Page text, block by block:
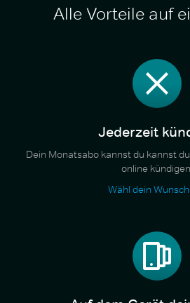
Alle Vorteile auf
Jederzeit
Dein Monatsabo kannst du kannst
online
Wähl dein